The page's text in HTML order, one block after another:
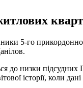
5-го
низки підсудних
історії, коли